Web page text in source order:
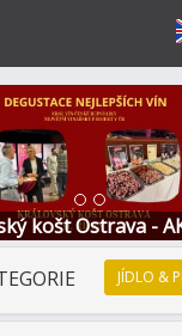
košt Ostrava -
JÍDLO &